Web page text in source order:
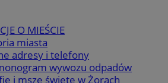
O MIEŚCIE
miasta
adresy i telefony
wywozu odpadów
i msze święte w Żorach